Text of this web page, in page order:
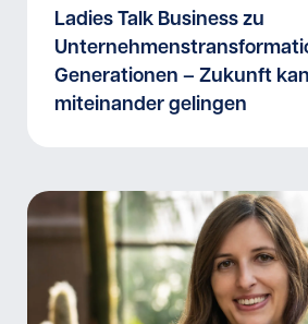
Ladies Talk Business zu
Generationen – Zukunft
miteinander gelingen